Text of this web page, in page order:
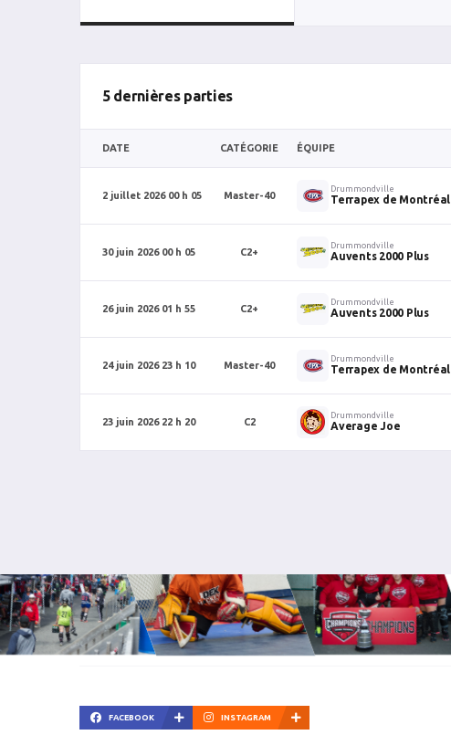
5 dernières parties
DATE CATÉGORIE ÉQUIPE
2 juillet 2026 00 h 05 Master-40
Drummondville
Terrapex de Montréal
30 juin 2026 00 h 05 C2+
Drummondville
Auvents 2000 Plus
26 juin 2026 01 h 55 C2+
Drummondville
Auvents 2000 Plus
24 juin 2026 23 h 10 Master-40
Drummondville
Terrapex de Montréal
23 juin 2026 22 h 20 C2
Drummondville
Average Joe
FACEBOOK INSTAGRAM